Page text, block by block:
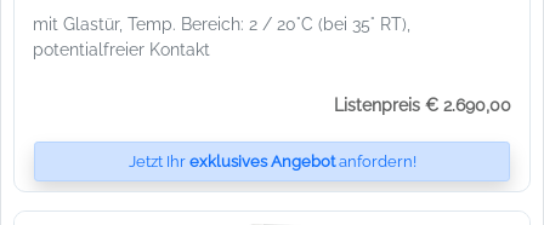
mit Glastür, Temp. Bereich: 2 / 20°C (bei 35° RT),
potentialfreier Kontakt
Listenpreis € 2.690,00
Jetzt Ihr exklusives Angebotanfordern!